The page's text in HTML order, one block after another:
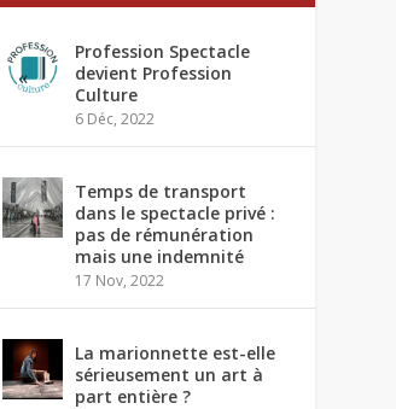
Profession Spectacle
devient Profession
Culture
6 Déc, 2022
Temps de transport
dans le spectacle privé :
pas de rémunération
mais une indemnité
17 Nov, 2022
La marionnette est-elle
sérieusement un art à
part entière ?